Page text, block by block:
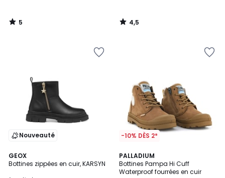
5
/
4,5
/
Nouveauté
GEOX
Bottines zippées en cuir, KARSYN
-10% DÈS 2*
PALLADIUM
Bottines Pampa Hi Cuff
Waterproof fourrées en cuir
1
/
5